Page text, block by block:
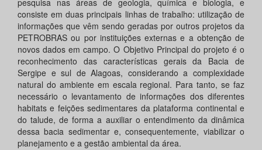
pesquisa nas áreas de geologia, química e biologia, e
consiste em duas principais linhas de trabalho: utilização de
informações que vêm sendo geradas por outros projetos da
PETROBRAS ou por instituições externas e a obtenção de
novos dados em campo. O Objetivo Principal do projeto é o
reconhecimento das características gerais da Bacia de
Sergipe e sul de Alagoas, considerando a complexidade
natural do ambiente em escala regional. Para tanto, se faz
necessário o levantamento de informações dos diferentes
habitats e feições sedimentares da plataforma continental e
do talude, de forma a auxiliar o entendimento da dinâmica
dessa bacia sedimentar e, consequentemente, viabilizar o
planejamento e a gestão ambiental da área.